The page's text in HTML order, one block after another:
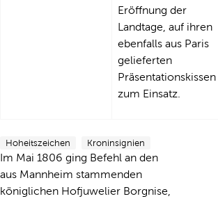
Eröffnung der
Landtage, auf ihren
ebenfalls aus Paris
gelieferten
Präsentationskissen
zum Einsatz.
Hoheitszeichen Kroninsignien
Im Mai 1806 ging Befehl an den
aus Mannheim stammenden
königlichen Hofjuwelier Borgnise,